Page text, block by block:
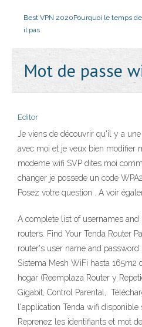
Best VPN 2020Pourquoi le temps
il pas
Mot de passe
Editor
Je viens de découvrir qu'il y a
avec moi et je veux bien modifier
modeme wifi SVP dites moi
changer je possede un code
Posez votre question . A voir
A complete list of usernames and
routers. Find Your Tenda Router
router's user name and
Sistema Mesh WiFi hasta 165m2
hogar (Reemplaza Router y
Gigabit, Control Parental,
l'application Tenda wifi disponible
Reprenez les identifiants et mot